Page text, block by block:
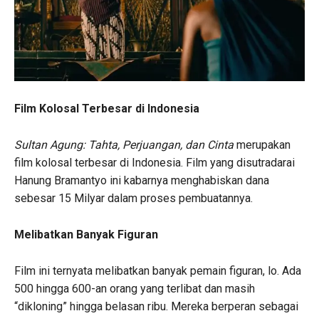
Film Kolosal Terbesar di Indonesia
Sultan Agung: Tahta, Perjuangan, dan Cinta merupakan
film kolosal terbesar di Indonesia. Film yang disutradarai
Hanung Bramantyo ini kabarnya menghabiskan dana
sebesar 15 Milyar dalam proses pembuatannya.
Melibatkan Banyak Figuran
Film ini ternyata melibatkan banyak pemain figuran, lo. Ada
500 hingga 600-an orang yang terlibat dan masih
“dikloning” hingga belasan ribu. Mereka berperan sebagai